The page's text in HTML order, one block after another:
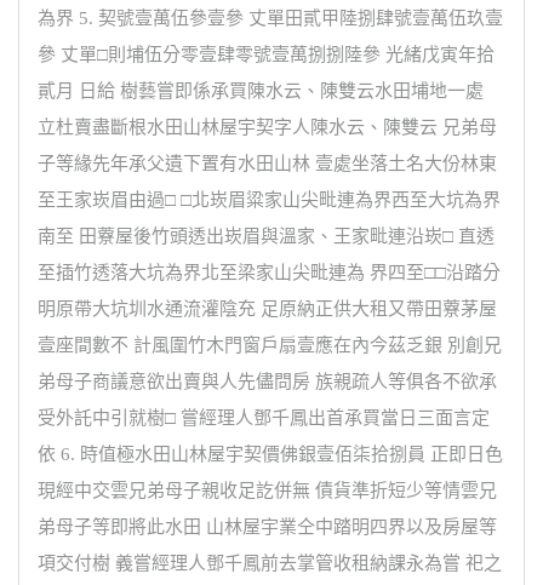
為界 5. 契號壹萬伍參壹參 丈單田貳甲陸捌肆號壹萬伍玖壹
參 丈單□則埔伍分零壹肆零號壹萬捌捌陸參 光緒戊寅年拾
貳月 日給 樹藝嘗即係承買陳水云、陳雙云水田埔地一處
立杜賣盡斷根水田山林屋宇契字人陳水云、陳雙云 兄弟母
子等緣先年承父遺下置有水田山林 壹處坐落土名大份林東
至王家崁眉由過□ □北崁眉粱家山尖毗連為界西至大坑為界
南至 田藔屋後竹頭透出崁眉與溫家、王家毗連沿崁□ 直透
至插竹透落大坑為界北至梁家山尖毗連為 界四至□□沿踏分
明原帶大坑圳水通流灌陰充 足原納正供大租又帶田藔茅屋
壹座間數不 計風圍竹木門窗戶扇壹應在內今茲乏銀 別創兄
弟母子商議意欲出賣與人先儘問房 族親疏人等俱各不欲承
受外託中引就樹□ 嘗經理人鄧千鳳出首承買當日三面言定
依 6. 時值極水田山林屋宇契價佛銀壹佰柒拾捌員 正即日色
現經中交雲兄弟母子親收足訖併無 債貨準折短少等情雲兄
弟母子等即將此水田 山林屋宇業仝中踏明四界以及房屋等
項交付樹 義嘗經理人鄧千鳳前去掌管收租納課永為嘗 祀之